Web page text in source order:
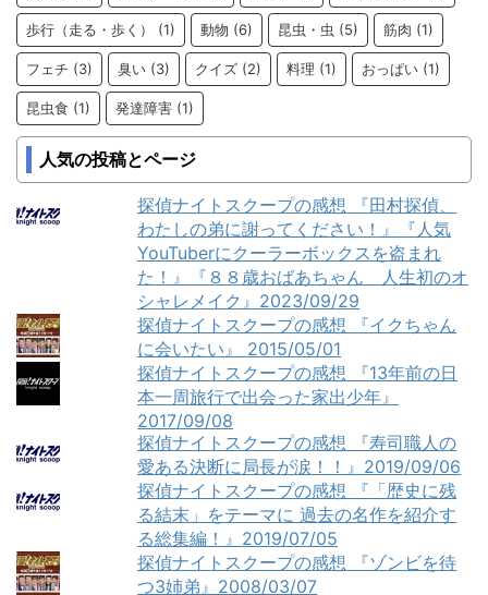
歩行（走る・歩く） (1) 動物 (6) 昆虫・虫 (5) 筋肉 (1)
フェチ (3) 臭い (3) クイズ (2) 料理 (1) おっぱい (1)
昆虫食 (1) 発達障害 (1)
人気の投稿とページ
探偵ナイトスクープの感想 『田村探偵、
わたしの弟に謝ってください！』『人気
YouTuberにクーラーボックスを盗まれ
た！』『８８歳おばあちゃん 人生初のオ
シャレメイク』2023/09/29
探偵ナイトスクープの感想 『イクちゃん
に会いたい』 2015/05/01
探偵ナイトスクープの感想 『13年前の日
本一周旅行で出会った家出少年』
2017/09/08
探偵ナイトスクープの感想 『寿司職人の
愛ある決断に局長が涙！！』2019/09/06
探偵ナイトスクープの感想 『「歴史に残
る結末」をテーマに 過去の名作を紹介す
る総集編！』2019/07/05
探偵ナイトスクープの感想 『ゾンビを待
つ3姉弟』2008/03/07